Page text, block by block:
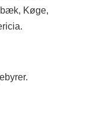
Køge,